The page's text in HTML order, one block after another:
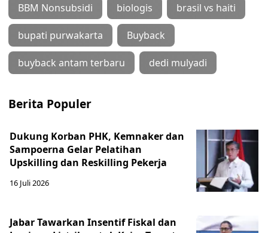
BBM Nonsubsidi biologis brasil vs haiti
bupati purwakarta Buyback
buyback antam terbaru dedi mulyadi
Berita Populer
Dukung Korban PHK, Kemnaker dan
Sampoerna Gelar Pelatihan
Upskilling dan Reskilling Pekerja
16 Juli 2026
Jabar Tawarkan Insentif Fiskal dan